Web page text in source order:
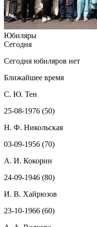
Юбиляры
Сегодня
Сегодня юбиляров нет
Ближайшее время
С. Ю. Тен
25-08-1976 (50)
Н. Ф. Никольская
03-09-1956 (70)
А. И. Кокорин
24-09-1946 (80)
И. В. Хайрюзов
23-10-1966 (60)